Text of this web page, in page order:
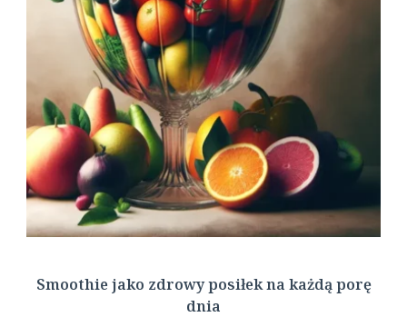
Smoothie jako zdrowy posiłek na każdą porę
dnia